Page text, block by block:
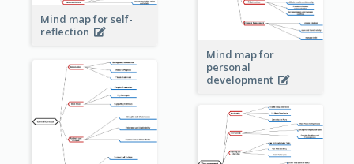
Mind map for self-
reflection
Mind map for
personal
development